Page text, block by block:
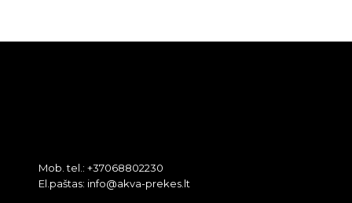
Mob. tel.: +37068802230
El.paštas: info@akva-prekes.lt